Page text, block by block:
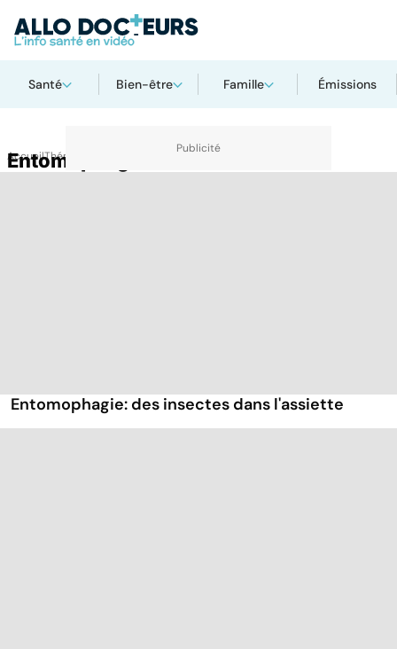
Santé Bien-être Famille Émissions
AccueilThématiques
Entomophagie
Entomophagie: des insectes dans l'assiette